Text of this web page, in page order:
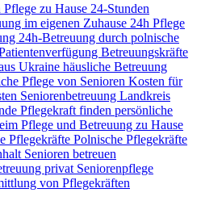
Pflege zu Hause 24-Stunden
im eigenen Zuhause 24h Pflege
24h-Betreuung durch polnische
Betreuungskräfte
Ukraine häusliche Betreuung
Pflege von Senioren Kosten für
Seniorenbetreuung Landkreis
Pflegekraft finden persönliche
Pflege und Betreuung zu Hause
Pflegekräfte Polnische Pflegekräfte
Senioren betreuen
privat Seniorenpflege
von Pflegekräften